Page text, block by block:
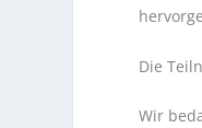
Die
Wir